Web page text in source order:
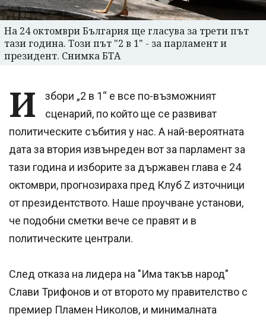
На 24 октомври България ще гласува за трети път
тази година. Този път "2 в 1" - за парламент и
президент. Снимка БТА
И
збори „2 в 1“ е все по-възможният
сценарий, по който ще се развиват
политическите събития у нас. А най-вероятната
дата за втория извънреден вот за парламент за
тази година и изборите за държавен глава е 24
октомври, прогнозираха пред Клуб Z източници
от президентството. Наше проучване установи,
че подобни сметки вече се правят и в
политическите централи.
След отказа на лидера на "Има такъв народ"
Слави Трифонов и от второто му правителство с
премиер Пламен Николов, и минималната